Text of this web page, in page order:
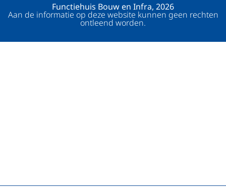
Functiehuis Bouw en Infra, 2026
Aan de informatie op deze website kunnen geen rechten
ontleend worden.